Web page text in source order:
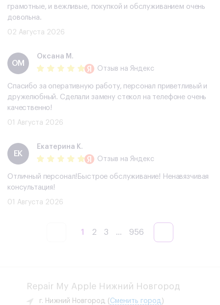
грамотные, и вежливые, покупкой и обслуживанием очень
довольна.
02 Августа 2026
ОМ
Оксана М.
Отзыв на Яндекс
Спасибо за оперативную работу, персонал приветливый и
дружелюбный. Сделали замену стекол на телефоне очень
качественно!
01 Августа 2026
ЕК
Екатерина К.
Отзыв на Яндекс
Отличный персонал!Быстрое обслуживание! Ненавязчивая
консультация!
01 Августа 2026
1 2 3 ... 956
Repair My Apple Нижний Новгород
г. Нижний Новгород ( Сменить город)